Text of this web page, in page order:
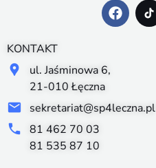
KONTAKT
ul. Jaśminowa 6,
21-010 Łęczna
sekretariat@sp4leczna.pl
81 462 70 03
81 535 87 10